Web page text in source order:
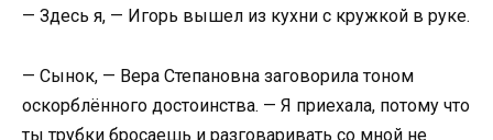
— Здесь я, — Игорь вышел из кухни с кружкой в руке.
— Сынок, — Вера Степановна заговорила тоном
оскорблённого достоинства. — Я приехала, потому что
ты трубки бросаешь и разговаривать со мной не